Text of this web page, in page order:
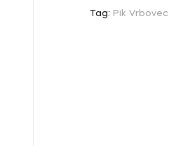
Tag: Pik Vrbovec